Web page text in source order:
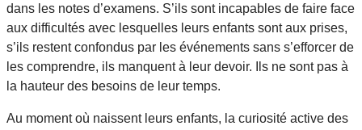
dans les notes d’examens. S’ils sont incapables de faire face
aux difficultés avec lesquelles leurs enfants sont aux prises,
s’ils restent confondus par les événements sans s’efforcer de
les comprendre, ils manquent à leur devoir. Ils ne sont pas à
la hauteur des besoins de leur temps.
Au moment où naissent leurs enfants, la curiosité active des